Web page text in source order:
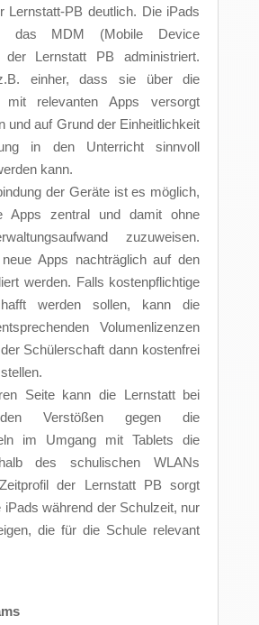
Lernstatt-PB deutlich. Die iPads
das MDM (Mobile Device
der Lernstatt PB administriert.
einher, dass sie über die
mit relevanten Apps versorgt
und auf Grund der Einheitlichkeit
in den Unterricht sinnvoll
kann.
der Geräte ist es möglich,
Apps zentral und damit ohne
zuzuweisen.
Apps nachträglich auf den
werden. Falls kostenpflichtige
werden sollen, kann die
Volumenlizenzen
Schülerschaft dann kostenfrei
Seite kann die Lernstatt bei
Verstößen gegen die
im Umgang mit Tablets die
des schulischen WLANs
der Lernstatt PB sorgt
iPads während der Schulzeit, nur
die für die Schule relevant